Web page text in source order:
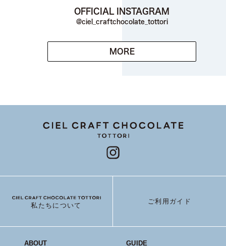
OFFICIAL INSTAGRAM
@ciel_craftchocolate_tottori
MORE
私たちについて
ご利用ガイド
ABOUT GUIDE